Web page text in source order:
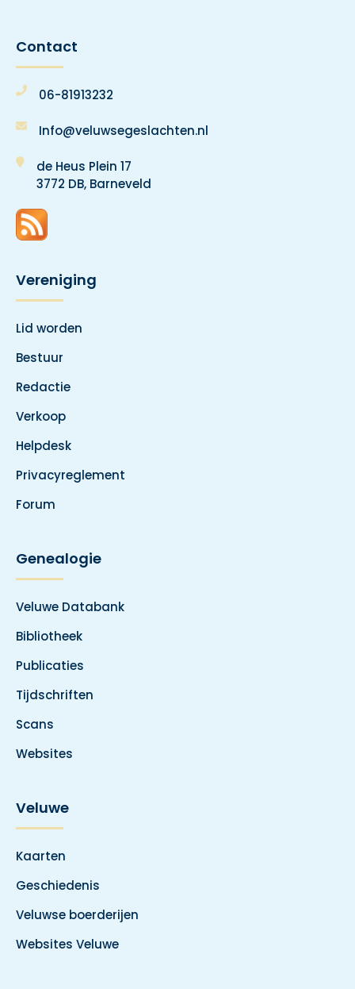
Contact
06-81913232
Info@veluwsegeslachten.nl
de Heus Plein 17
3772 DB, Barneveld
Vereniging
Lid worden
Bestuur
Redactie
Verkoop
Helpdesk
Privacyreglement
Forum
Genealogie
Veluwe Databank
Bibliotheek
Publicaties
Tijdschriften
Scans
Websites
Veluwe
Kaarten
Geschiedenis
Veluwse boerderijen
Websites Veluwe